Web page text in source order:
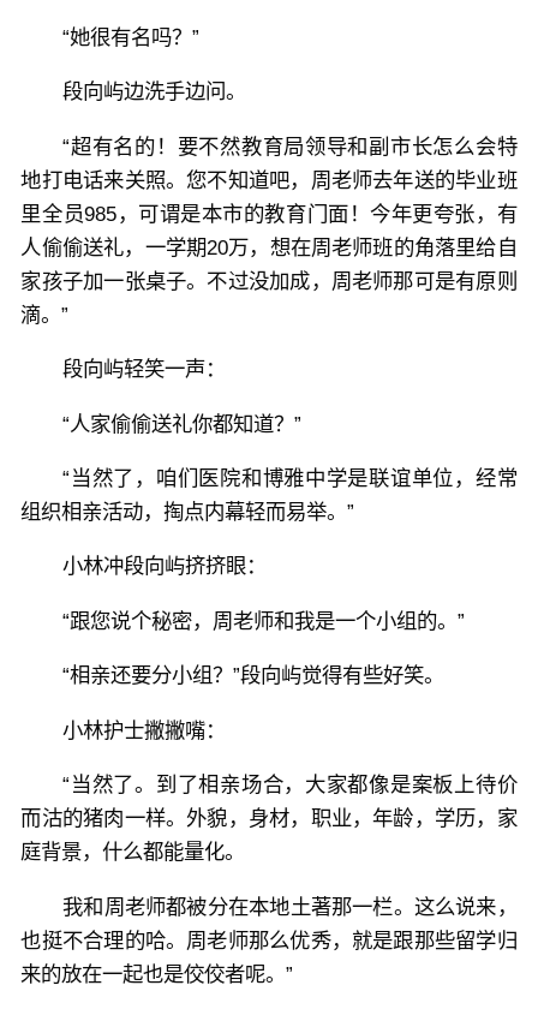
“她很有名吗？”
段向屿边洗手边问。
“超有名的！要不然教育局领导和副市长怎么会特
地打电话来关照。您不知道吧，周老师去年送的毕业班
里全员985，可谓是本市的教育门面！今年更夸张，有
人偷偷送礼，一学期20万，想在周老师班的角落里给自
家孩子加一张桌子。不过没加成，周老师那可是有原则
滴。”
段向屿轻笑一声：
“人家偷偷送礼你都知道？”
“当然了，咱们医院和博雅中学是联谊单位，经常
组织相亲活动，掏点内幕轻而易举。”
小林冲段向屿挤挤眼：
“跟您说个秘密，周老师和我是一个小组的。”
“相亲还要分小组？”段向屿觉得有些好笑。
小林护士撇撇嘴：
“当然了。到了相亲场合，大家都像是案板上待价
而沽的猪肉一样。外貌，身材，职业，年龄，学历，家
庭背景，什么都能量化。
我和周老师都被分在本地土著那一栏。这么说来，
也挺不合理的哈。周老师那么优秀，就是跟那些留学归
来的放在一起也是佼佼者呢。”